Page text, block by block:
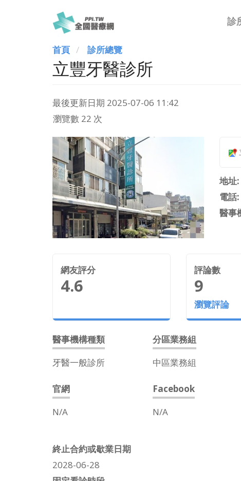
診
首頁 診所總覽
立豐牙醫診所
最後更新日期 2025-07-06 11:42
瀏覽數 22 次
地址
電話
醫事
網友評分
4.6
評論數
9
瀏覽評論
醫事機構種類
牙醫一般診所
分區業務組
中區業務組
官網
N/A
Facebook
N/A
終止合約或歇業日期
2028-06-28